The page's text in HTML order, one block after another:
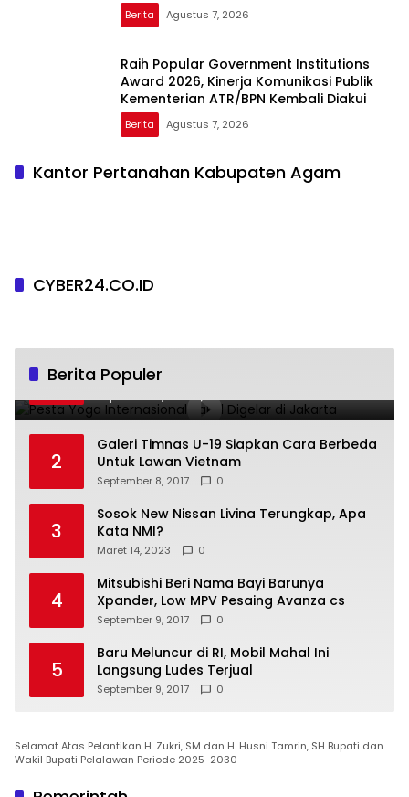
Berita Agustus 7, 2026
Raih Popular Government Institutions
Award 2026, Kinerja Komunikasi Publik
Kementerian ATR/BPN Kembali Diakui
Berita Agustus 7, 2026
Kantor Pertanahan Kabupaten Agam
CYBER24.CO.ID
Berita Populer
1
Jakarta
2
Galeri Timnas U-19 Siapkan Cara Berbeda
Untuk Lawan Vietnam
September 8, 2017 0
3
Sosok New Nissan Livina Terungkap, Apa
Kata NMI?
Maret 14, 2023 0
4
Mitsubishi Beri Nama Bayi Barunya
Xpander, Low MPV Pesaing Avanza cs
September 9, 2017 0
5
Baru Meluncur di RI, Mobil Mahal Ini
Langsung Ludes Terjual
September 9, 2017 0
Selamat Atas Pelantikan H. Zukri, SM dan H. Husni Tamrin, SH Bupati dan
Wakil Bupati Pelalawan Periode 2025-2030